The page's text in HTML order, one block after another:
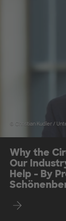
© Christian Kudler /
Why the
Our
Help - By